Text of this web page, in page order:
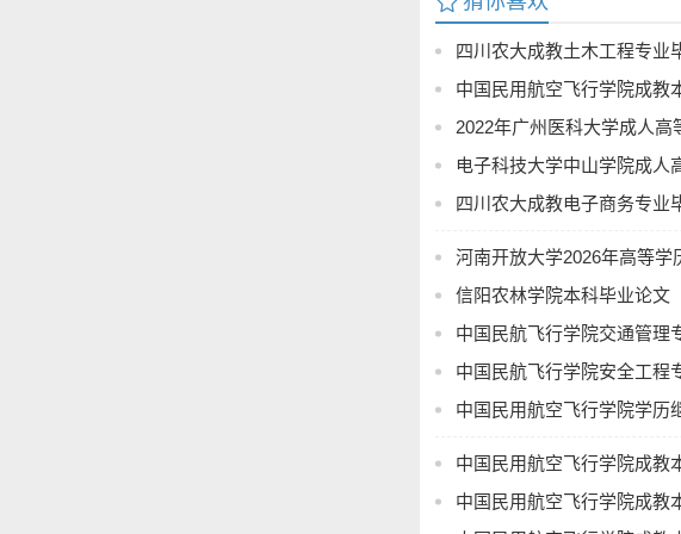
毕业设
计（论
绩
1．平时成绩
分）
2．设计说明
3．现场答
40）
四川农大成教土木工程专业
中国民用航空飞行学院成教
2022年广州医科大学成人
电子科技大学中山学院成人
（非申请学位类）
四川农大成教电子商务专业
河南开放大学2026年高等学
信阳农林学院本科毕业论文
中国民航飞行学院交通管理
中国民航飞行学院安全工程
中国民用航空飞行学院学历
中国民用航空飞行学院成教
中国民用航空飞行学院成教